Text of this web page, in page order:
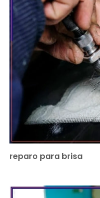
reparo para brisa